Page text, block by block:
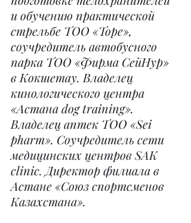
и обучению практической
стрельбе ТОО «Торе»,
соучредитель автобусного
парка ТОО «Фирма СейНур»
в Кокшетау. Владелец
кинологического центра
«Астана dog training».
Владелец аптек ТОО «Sei
pharm». Соучредитель сети
медицинских центров SAK
clinic. Директор филиала в
Астане «Союз спортсменов
Казахстана».